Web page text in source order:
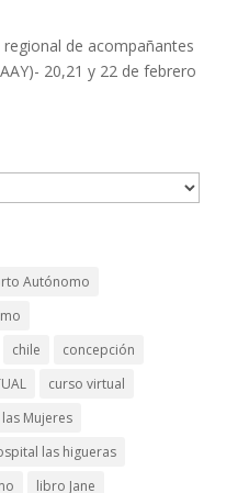
de acompañantes
20,21 y 22 de febrero
Autónomo
chile
concepción
curso virtual
Mujeres
las higueras
libro Jane